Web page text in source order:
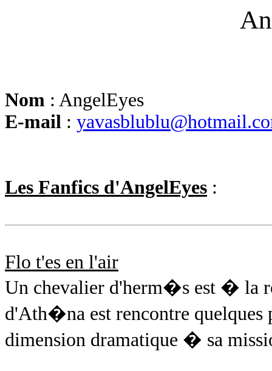
Nom : AngelEyes
E-mail :
Les Fanfics d'AngelEyes :
Flo t'es en l'air
Un chevalier d'herm�s est � la
d'Ath�na est rencontre
dimension dramatique � sa